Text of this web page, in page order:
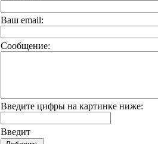
Ваш еmail:
Сообщение:
Введите цифры на картинке ниже: